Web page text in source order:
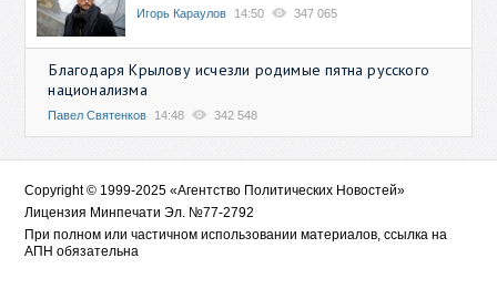
Игорь Караулов 14:50 347 065
Благодаря Крылову исчезли родимые пятна русского
национализма
Павел Святенков 14:48 342 548
Copyright © 1999-2025 «Агентство Политических Новостей»
Лицензия Минпечати Эл. №77-2792
При полном или частичном использовании материалов, ссылка на
АПН обязательна